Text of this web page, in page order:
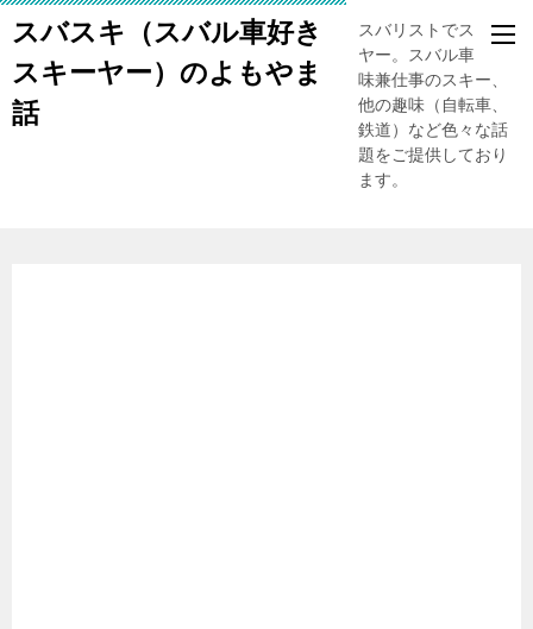
スバスキ（スバル車好き
スキーヤー）のよもやま
話
スバリストでスキー
ヤー。スバル車、趣
味兼仕事のスキー、
他の趣味（自転車、
鉄道）など色々な話
題をご提供しており
ます。